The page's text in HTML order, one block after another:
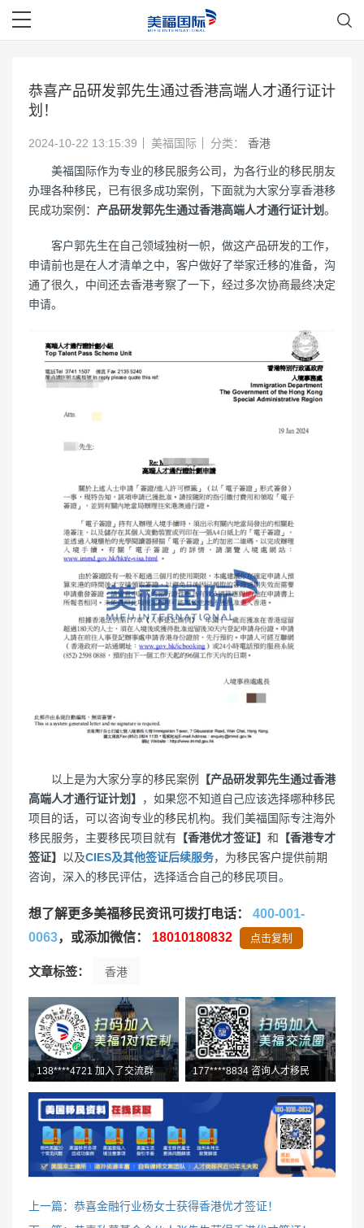
恭喜产品研发郭先生通过香港高端人才通行证计
划！
2024-10-22 13:15:39 美福国际 分类： 香港
美福国际作为专业的移民服务公司，为各行业的移民朋友
办理各种移民，已有很多成功案例，下面就为大家分享香港移
民成功案例： 产品研发郭先生通过香港高端人才通行证计划。
客户郭先生在自己领域独树一帜，做这产品研发的工作，
申请前也是在人才清单之中，客户做好了举家迁移的准备，沟
通了很久，中间还去香港考察了一下，经过多次协商最终决定
申请。
以上是为大家分享的移民案例
【产品研发郭先生通过香港
高端人才通行证计划】
，如果您不知道自己应该选择哪种移民
项目的话，可以咨询专业的移民机构。我们美福国际专注海外
移民服务，主要移民项目就有 【香港优才签证】 和 【香港专才
签证】 以及CIES及其他签证后续服务，为移民客户提供前期
咨询，深入的移民评估，选择适合自己的移民项目。
想了解更多美福移民资讯可拨打电话： 400-001-
0063，或添加微信： 18010180832 点击复制
文章标签： 香港
138****4721 加入了交流群 177****8834 咨询人才移民
上一篇：恭喜金融行业杨女士获得香港优才签证！